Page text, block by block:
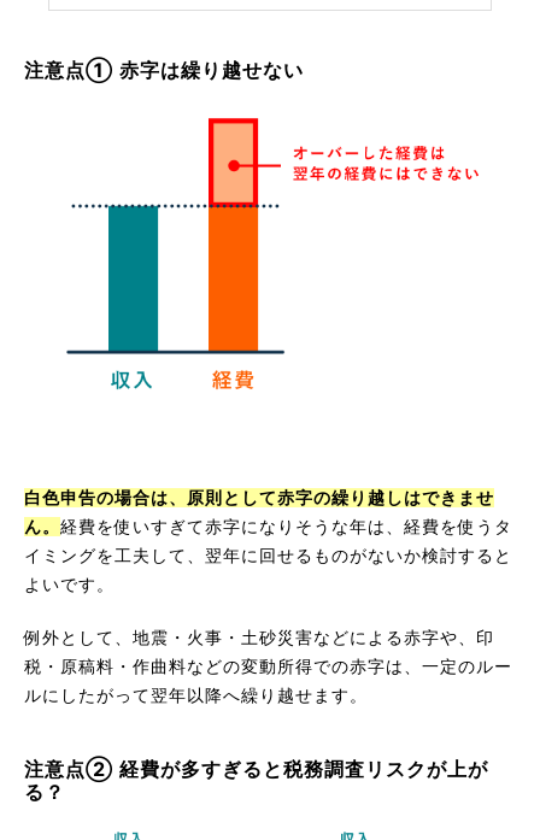
注意点① 赤字は繰り越せない
白色申告の場合は、原則として赤字の繰り越しはできませ
ん。 経費を使いすぎて赤字になりそうな年は、経費を使うタ
イミングを工夫して、翌年に回せるものがないか検討すると
よいです。
例外として、地震・火事・土砂災害などによる赤字や、印
税・原稿料・作曲料などの変動所得での赤字は、一定のルー
ルにしたがって翌年以降へ繰り越せます。
注意点② 経費が多すぎると税務調査リスクが上が
る？